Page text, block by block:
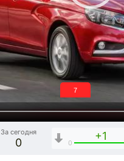
6
За сегодня
0
+1
0